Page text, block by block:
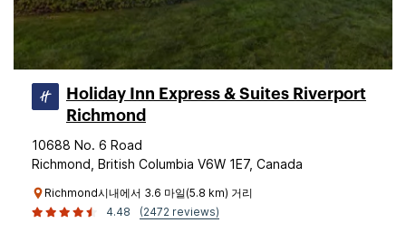
Holiday Inn Express & Suites Riverport
Richmond
10688 No. 6 Road
Richmond, British Columbia V6W 1E7, Canada
Richmond시내에서 3.6 마일(5.8 km) 거리
4.48
(2472 reviews)